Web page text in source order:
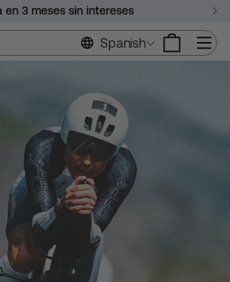
Pausar
presentación
de
en 3 meses sin intereses
Spanish